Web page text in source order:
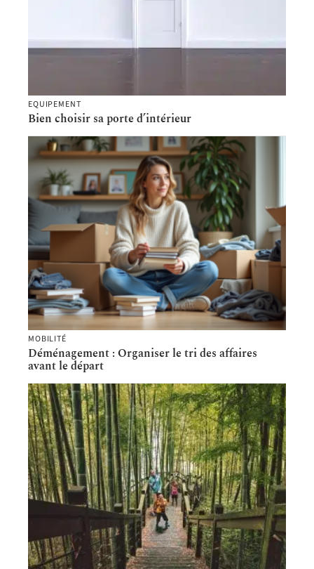
EQUIPEMENT
Bien choisir sa porte d’intérieur
MOBILITÉ
Déménagement : Organiser le tri des affaires
avant le départ